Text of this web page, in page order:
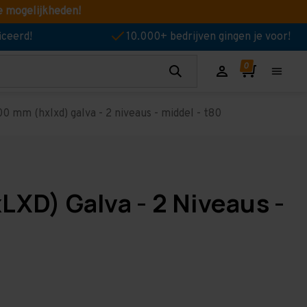
mogelijkheden!
10.000+ bedrijven gingen je voor!
mm (hxlxd) galva - 2 niveaus - middel - t80
Galva - 2 Niveaus -